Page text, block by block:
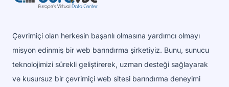
Çevrimiçi olan herkesin başarılı olmasına yardımcı olmayı
misyon edinmiş bir web barındırma şirketiyiz. Bunu, sunucu
teknolojimizi sürekli geliştirerek, uzman desteği sağlayarak
ve kusursuz bir çevrimiçi web sitesi barındırma deneyimi